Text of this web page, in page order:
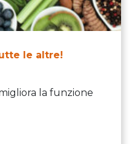
le altre!
la funzione